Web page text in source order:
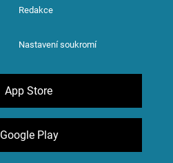
Redakce
Nastavení soukromí
App Store
Google Play